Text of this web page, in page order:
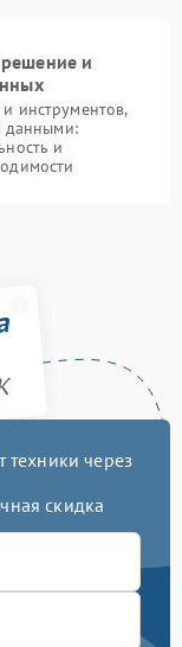
и
инструментов,
данными:
и
через
скидка